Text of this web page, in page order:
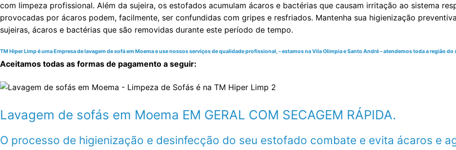
com limpeza profissional. Além da sujeira, os estofados acumulam ácaros e bactérias que causam irritação ao sistema
provocadas por ácaros podem, facilmente, ser confundidas com gripes e resfriados. Mantenha sua higienização
sujeiras, ácaros e bactérias que são removidas durante este período de tempo.
TM Hiper Limp é uma Empresa de lavagem de sofá em Moema e use nossos serviços de qualidade profissional, – estamos na Vila Olímpia e Santo André – atendemos toda a região do
Aceitamos todas as formas de pagamento a seguir:
Lavagem de sofás em Moema EM GERAL COM SECAGEM RÁPIDA.
O processo de higienização e desinfecção do seu estofado combate e evita ácaros e